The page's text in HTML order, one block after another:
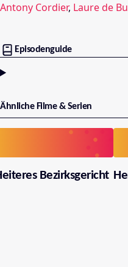
Antony Cordier, Laure de
Episodenguide
Ähnliche Filme & Serien
Bezirksgericht